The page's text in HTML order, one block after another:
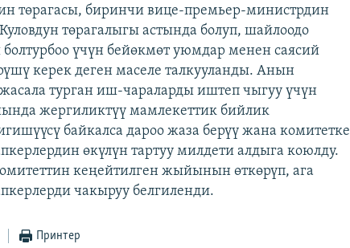
төрагасы, биринчи вице-премьер-министрдин
төрагалыгы астында болуп, шайлоодо
үчүн бейөкмөт уюмдар менен саясий
керек деген маселе талкууланды. Анын
турган иш-чараларды иштеп чыгуу үчүн
жергиликтүү мамлекеттик бийлик
байкалса дароо жаза берүү жана комитетке
өкүлүн тартуу милдети алдыга коюлду.
кеңейтилген жыйынын өткөрүп, ага
чакыруу белгиленди.
Принтер